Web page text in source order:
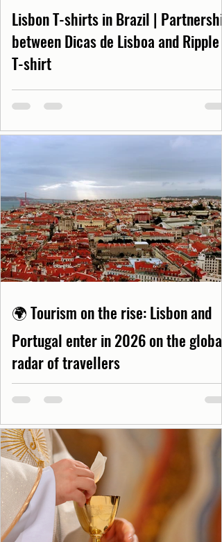
Lisbon T-shirts in Brazil | Partnership
between Dicas de Lisboa and Ripple
T-shirt
🌍 Tourism on the rise: Lisbon and
Portugal enter in 2026 on the global
radar of travellers